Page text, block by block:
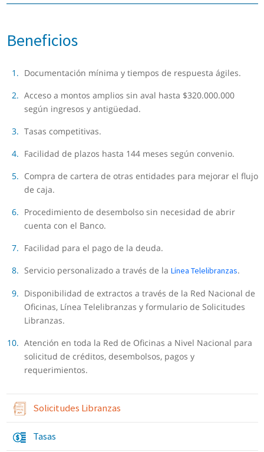
Beneficios
Documentación mínima y tiempos de respuesta ágiles.
Acceso a montos amplios sin aval hasta $320.000.000
según ingresos y antigüedad.
Tasas competitivas.
Facilidad de plazos hasta 144 meses según convenio.
Compra de cartera de otras entidades para mejorar el flujo
de caja.
Procedimiento de desembolso sin necesidad de abrir
cuenta con el Banco.
Facilidad para el pago de la deuda.
Servicio personalizado a través de la Línea Telelibranzas.
Disponibilidad de extractos a través de la Red Nacional de
Oficinas, Línea Telelibranzas y formulario de Solicitudes
Libranzas.
Atención en toda la Red de Oficinas a Nivel Nacional para
solicitud de créditos, desembolsos, pagos y
requerimientos.
Solicitudes Libranzas
Tasas